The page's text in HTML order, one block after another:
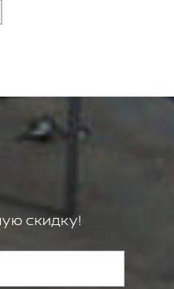
скидку!